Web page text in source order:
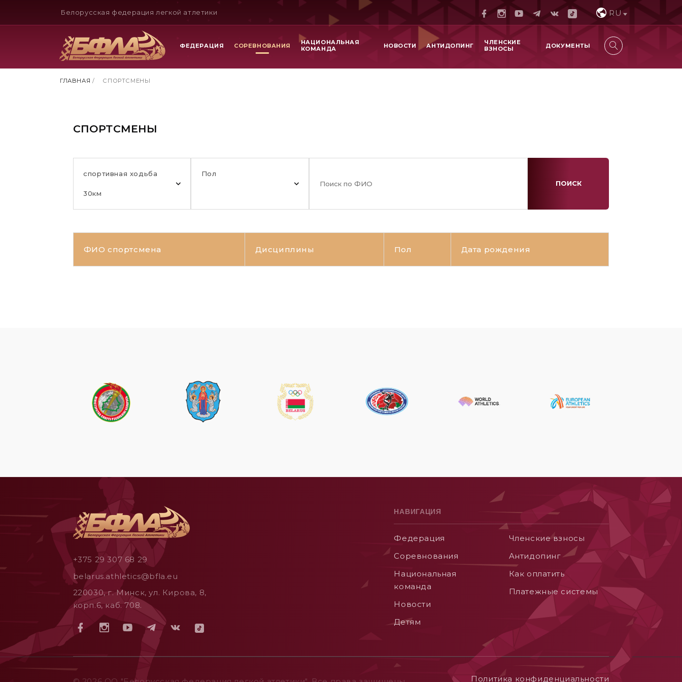
Белорусская федерация легкой атлетики RU
ФЕДЕРАЦИЯ СОРЕВНОВАНИЯ
НАЦИОНАЛЬНАЯ
КОМАНДА
НОВОСТИ АНТИДОПИНГ
ЧЛЕНСКИЕ
ВЗНОСЫ
ДОКУМЕНТЫ
ГЛАВНАЯ / СПОРТСМЕНЫ
СПОРТСМЕНЫ
спортивная ходьба
30км
Пол
ПОИСК
ФИО спортсмена Дисциплины Пол Дата рождения
+375 29 307 68 29
belarus.athletics@bfla.eu
220030, г. Минск, ул. Кирова, 8,
корп.6, каб. 708.
НАВИГАЦИЯ
Федерация
Соревнования
Национальная
команда
Новости
Детям
Членские взносы
Aнтидопинг
Как оплатить
Платежные системы
Политика конфиденциальности